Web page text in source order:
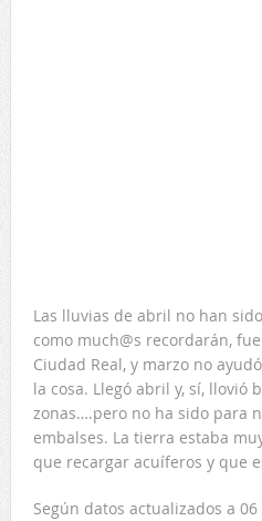
Las lluvias de abril no han
como much@s recordarán,
Ciudad Real, y marzo no
la cosa. Llegó abril y, sí, llovió
zonas….pero no ha sido para
embalses. La tierra estaba
que recargar acuíferos y que
Según datos actualizados a